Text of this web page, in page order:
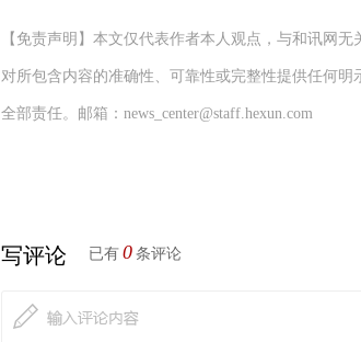
【免责声明】本文仅代表作者本人观点，与和讯网
对所包含内容的准确性、可靠性或完整性提供任何
全部责任。邮箱：news_center@staff.hexun.com
写评论 已有 0 条评论